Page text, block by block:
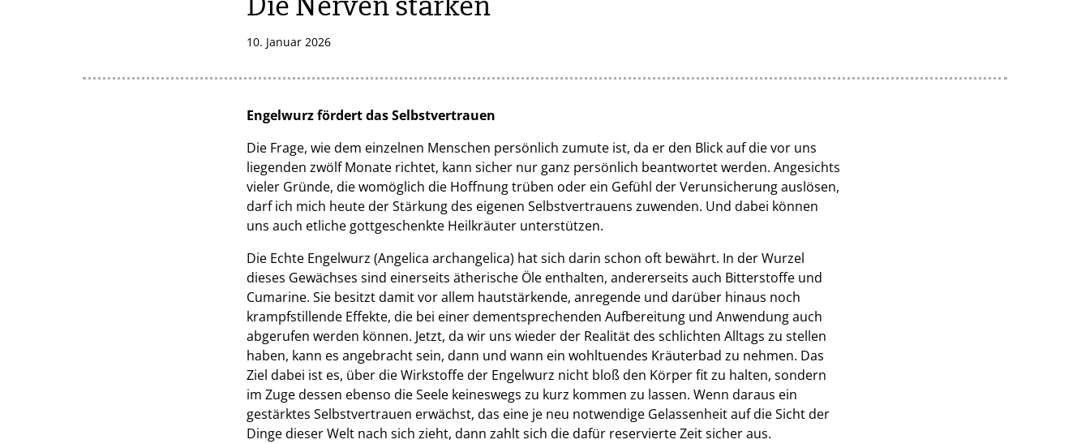
10. Januar 2026
Engelwurz fördert das Selbstvertrauen
Die Frage, wie dem einzelnen Menschen persönlich zumute ist, da er den Blick auf die vor uns
liegenden zwölf Monate richtet, kann sicher nur ganz persönlich beantwortet werden. Angesichts
vieler Gründe, die womöglich die Hoffnung trüben oder ein Gefühl der Verunsicherung auslösen,
darf ich mich heute der Stärkung des eigenen Selbstvertrauens zuwenden. Und dabei können
uns auch etliche gottgeschenkte Heilkräuter unterstützen.
Die Echte Engelwurz (Angelica archangelica) hat sich darin schon oft bewährt. In der Wurzel
dieses Gewächses sind einerseits ätherische Öle enthalten, andererseits auch Bitterstoffe und
Cumarine. Sie besitzt damit vor allem hautstärkende, anregende und darüber hinaus noch
krampfstillende Effekte, die bei einer dementsprechenden Aufbereitung und Anwendung auch
abgerufen werden können. Jetzt, da wir uns wieder der Realität des schlichten Alltags zu stellen
haben, kann es angebracht sein, dann und wann ein wohltuendes Kräuterbad zu nehmen. Das
Ziel dabei ist es, über die Wirkstoffe der Engelwurz nicht bloß den Körper fit zu halten, sondern
im Zuge dessen ebenso die Seele keineswegs zu kurz kommen zu lassen. Wenn daraus ein
gestärktes Selbstvertrauen erwächst, das eine je neu notwendige Gelassenheit auf die Sicht der
Dinge dieser Welt nach sich zieht, dann zahlt sich die dafür reservierte Zeit sicher aus.